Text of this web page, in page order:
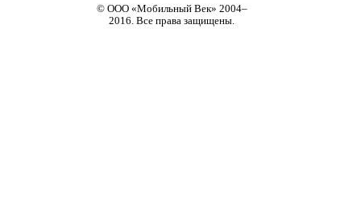
© ООО «Мобильный Век» 2004–
2016. Все права защищены.